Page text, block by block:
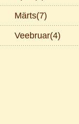
Märts(7)
Veebruar(4)